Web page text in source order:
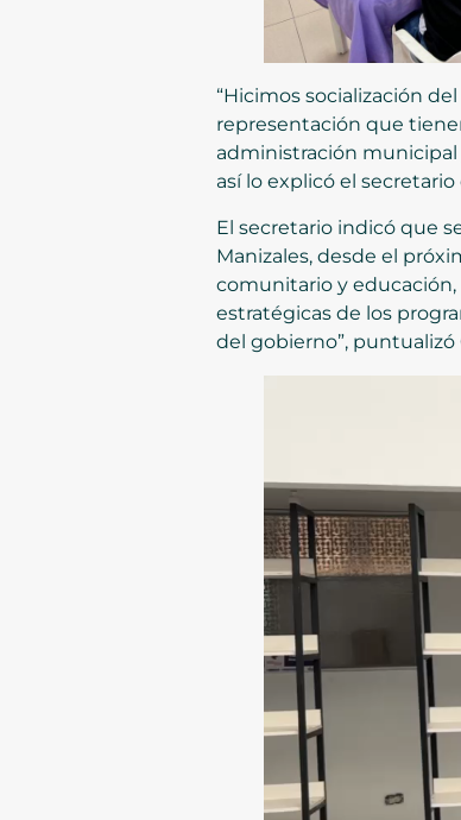
“Hicimos socialización
representación que
administración municipal
así lo explicó el
El secretario indicó que
Manizales, desde el
comunitario y
estratégicas de los
del gobierno”, puntualizó